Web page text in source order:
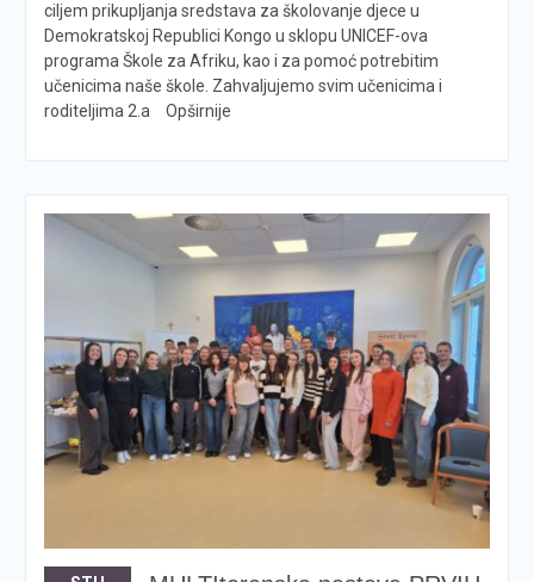
ciljem prikupljanja sredstava za školovanje djece u
Demokratskoj Republici Kongo u sklopu UNICEF-ova
programa Škole za Afriku, kao i za pomoć potrebitim
učenicima naše škole. Zahvaljujemo svim učenicima i
roditeljima 2.a
Opširnije